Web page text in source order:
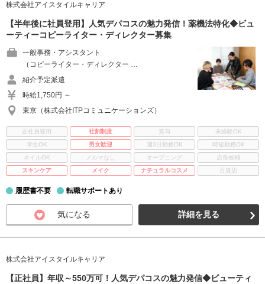
株式会社アイスタイルキャリア
【半年後に社員登用】人気デパコスの魅力発信！薬機法特化◆ビュ
ーティーコピーライター・ディレクター募集
一般事務・アシスタント
（コピーライター・ディレクター …
紹介予定派遣
時給1,750円 ～
東京（株式会社ITPコミュニケーションズ）
正社員登用 社割制度 賞与
未経験OK
学生OK
男女歓迎 週3日勤務OK
時短勤務OK
ネイルOK
ノルマなし オープニング
店長候補
スキンケア
メイク ナチュラルコスメ 百貨店
履歴書不要 転職サポートあり
気になる 詳細を見る
株式会社アイスタイルキャリア
【正社員】年収～550万可！人気デパコスの魅力発信◆ビューティ